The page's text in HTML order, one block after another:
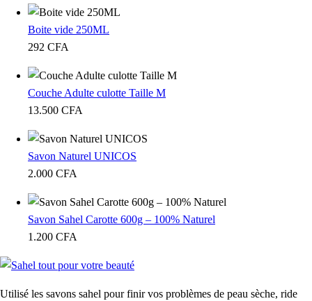
Boite vide 250ML
292 CFA
Couche Adulte culotte Taille M
13.500 CFA
Savon Naturel UNICOS
2.000 CFA
Savon Sahel Carotte 600g – 100% Naturel
1.200 CFA
Utilisé les savons sahel pour finir vos problèmes de peau sèche, ride